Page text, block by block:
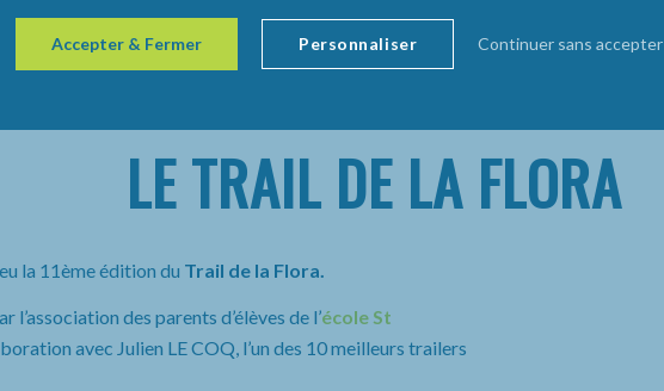
LE TRAIL DE LA FLORA
la 11ème édition du Trail de la Flora.
des parents d’élèves de l’école St
avec Julien LE COQ, l’un des 10 meilleurs trailers
Accepter & Fermer Continuer sans accepter
Personnaliser